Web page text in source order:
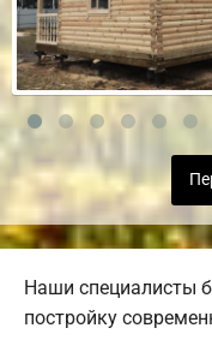
Наши специалисты
постройку